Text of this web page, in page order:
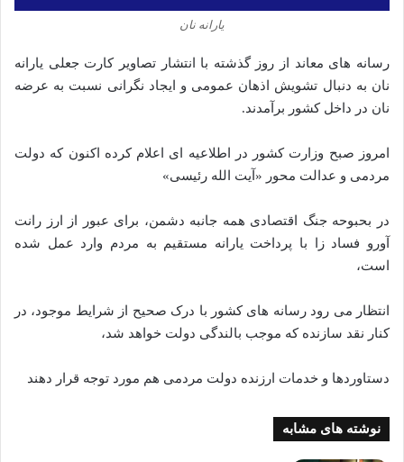
یارانه نان
رسانه های معاند از روز گذشته با انتشار تصاویر کارت جعلی یارانه
نان به دنبال تشویش اذهان عمومی و ایجاد نگرانی نسبت به عرضه
نان در داخل کشور برآمدند.
امروز صبح وزارت کشور در اطلاعیه ای اعلام کرده اکنون که دولت
مردمی و عدالت محور «آیت الله رئیسی»
در بحبوحه جنگ اقتصادی همه جانبه دشمن، برای عبور از ارز رانت
آورو فساد زا با پرداخت یارانه مستقیم به مردم وارد عمل شده
است،
انتظار می رود رسانه های کشور با درک صحیح از شرایط موجود، در
کنار نقد سازنده که موجب بالندگی دولت خواهد شد،
دستاوردها و خدمات ارزنده دولت مردمی هم مورد توجه قرار دهند
نوشته های مشابه